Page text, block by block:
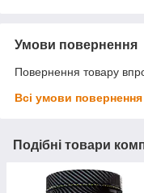
Умови повернення
Повернення товару
Всі умови повернення
Подібні товари